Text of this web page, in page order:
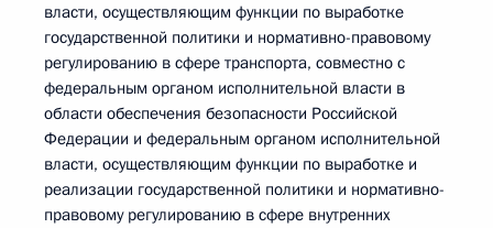
власти, осуществляющим функции по выработке
государственной политики и нормативно-правовому
регулированию в сфере транспорта, совместно с
федеральным органом исполнительной власти в
области обеспечения безопасности Российской
Федерации и федеральным органом исполнительной
власти, осуществляющим функции по выработке и
реализации государственной политики и нормативно-
правовому регулированию в сфере внутренних